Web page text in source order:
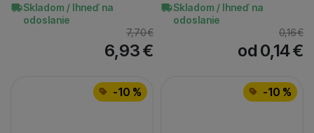
Skladom / Ihneď na
odoslanie
7,70€
6,93€
Skladom / Ihneď na
odoslanie
0,16€
od 0,14€
-10 % -10 %